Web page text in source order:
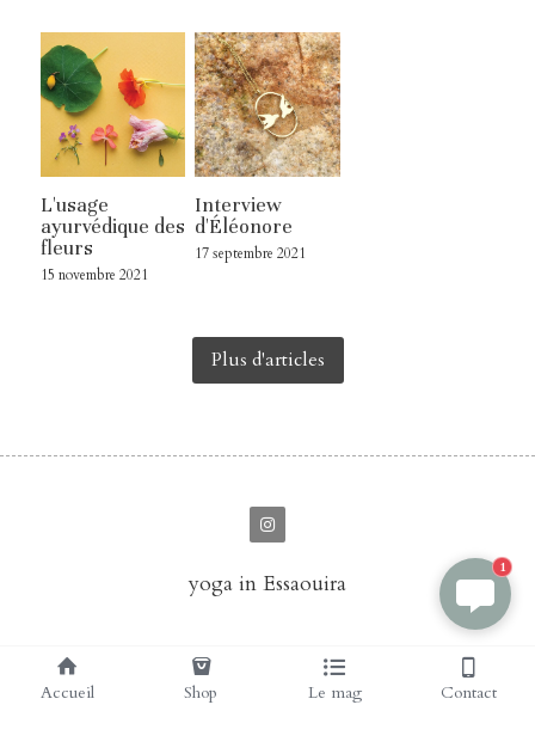
L'usage
ayurvédique des
fleurs
15 novembre 2021
Interview
d'Éléonore
17 septembre 2021
Plus d'articles
yoga in Essaouira
Accueil Shop Le mag Contact
1